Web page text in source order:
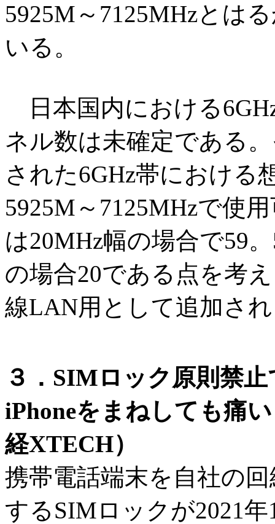
5925M～7125MHzとは
いる。
日本国内における
ネル数は未確定である
された6GHz帯における
5925M～7125MHzで使
は20MHz幅の場合で59
の場合20である点を考
線LAN用として追加さ
３．SIMロック原則禁
iPhoneをまねしても痛
経XTECH）
携帯電話端末を自社の
するSIMロックが2021